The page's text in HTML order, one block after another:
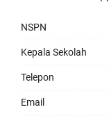
NSPN
Kepala Sekolah
Telepon
Email